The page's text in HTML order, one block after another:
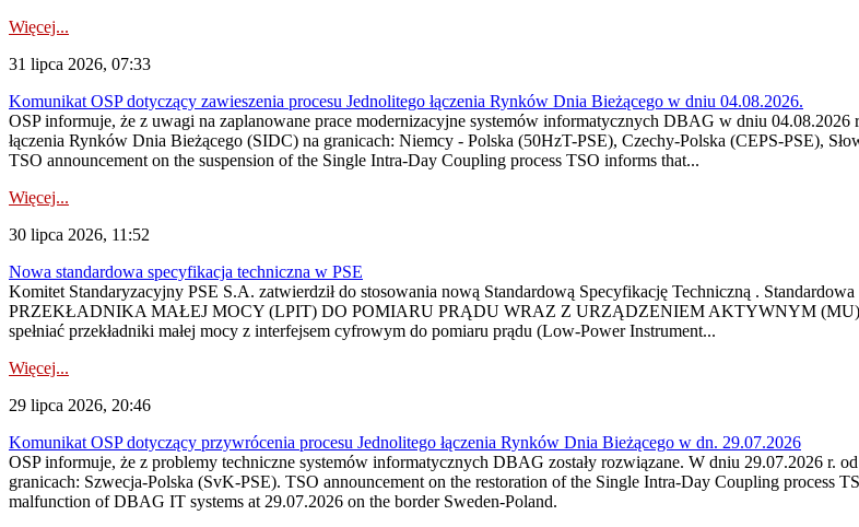
Więcej...
31 lipca 2026, 07:33
Komunikat OSP dotyczący zawieszenia procesu Jednolitego łączenia Rynków Dnia Bieżącego w dniu 04.08.2026.
OSP informuje, że z uwagi na zaplanowane prace modernizacyjne systemów informatycznych DBAG w dniu
łączenia Rynków Dnia Bieżącego (SIDC) na granicach: Niemcy - Polska (50HzT-PSE), Czechy-Polska (CEPS-PSE),
TSO announcement on the suspension of the Single Intra-Day Coupling process TSO informs that...
Więcej...
30 lipca 2026, 11:52
Nowa standardowa specyfikacja techniczna w PSE
Komitet Standaryzacyjny PSE S.A. zatwierdził do stosowania nową Standardową Specyfikację Techniczną .
PRZEKŁADNIKA MAŁEJ MOCY (LPIT) DO POMIARU PRĄDU WRAZ Z URZĄDZENIEM AKTYWNYM (MU)
spełniać przekładniki małej mocy z interfejsem cyfrowym do pomiaru prądu (Low-Power Instrument...
Więcej...
29 lipca 2026, 20:46
Komunikat OSP dotyczący przywrócenia procesu Jednolitego łączenia Rynków Dnia Bieżącego w dn. 29.07.2026
OSP informuje, że z problemy techniczne systemów informatycznych DBAG zostały rozwiązane. W dniu 29.07.2026 r.
granicach: Szwecja-Polska (SvK-PSE). TSO announcement on the restoration of the Single Intra-Day Coupling process
malfunction of DBAG IT systems at 29.07.2026 on the border Sweden-Poland.